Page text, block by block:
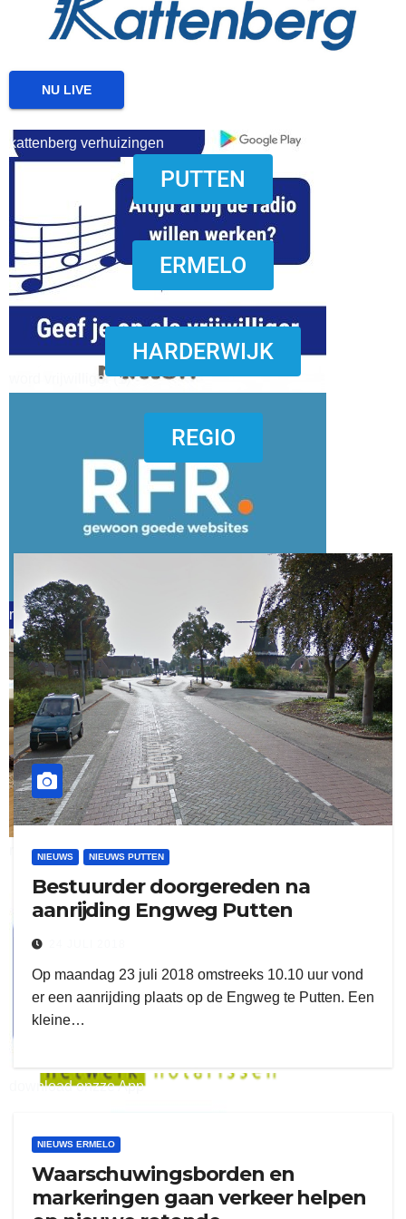
download onzze App
word vrijwilliger (1)
delangekortland
kattenberg verhuizingen
word vrijwilliger (1)
refreshed webdesign putten
ruitengaparket
download onzze App
NU LIVE
PUTTEN
ERMELO
HARDERWIJK
REGIO
NIEUWS NIEUWS PUTTEN
Bestuurder doorgereden na
aanrijding Engweg Putten
Op maandag 23 juli 2018 omstreeks 10.10 uur vond
er een aanrijding plaats op de Engweg te Putten. Een
kleine…
NIEUWS ERMELO
Waarschuwingsborden en
markeringen gaan verkeer helpen